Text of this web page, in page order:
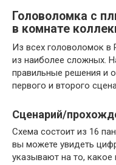
Головоломка с
в комнате
Из всех головоломок в
из наиболее сложных.
правильные решения и
первого и второго
Сценарий/
Схема состоит из 16
вы можете увидеть
указывают на то, какое